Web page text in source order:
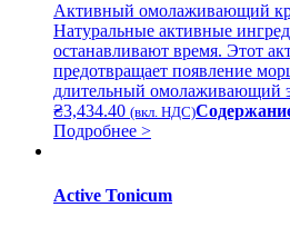
Активный омолаживающий
Натуральные активные
останавливают время. Этот
предотвращает появление
длительный омолаживающий
₴3,434.40 (вкл. НДС)
Подробнее >
Active Tonicum